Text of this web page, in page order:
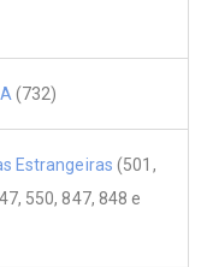
(732)
Estrangeiras (501,
550, 847, 848 e